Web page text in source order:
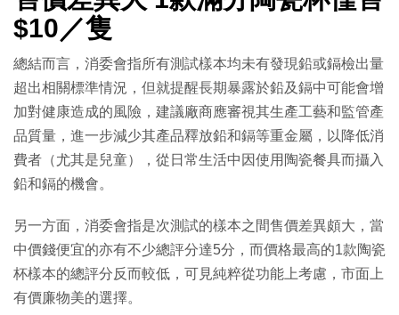
$10／隻
總結而言，消委會指所有測試樣本均未有發現鉛或鎘檢出量
超出相關標準情況，但就提醒長期暴露於鉛及鎘中可能會增
加對健康造成的風險，建議廠商應審視其生產工藝和監管產
品質量，進一步減少其產品釋放鉛和鎘等重金屬，以降低消
費者（尤其是兒童），從日常生活中因使用陶瓷餐具而攝入
鉛和鎘的機會。
另一方面，消委會指是次測試的樣本之間售價差異頗大，當
中價錢便宜的亦有不少總評分達5分，而價格最高的1款陶瓷
杯樣本的總評分反而較低，可見純粹從功能上考慮，市面上
有價廉物美的選擇。